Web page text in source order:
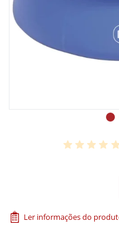
Ler informações do